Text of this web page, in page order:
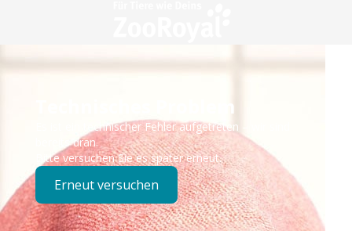
Technisches Problem
Es ist ein technischer Fehler aufgetreten – wir sind
bereits dran.
Bitte versuchen Sie es später erneut.
Erneut versuchen